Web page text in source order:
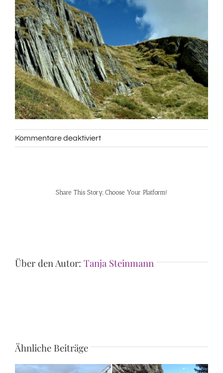
Kommentare deaktiviertfür
Wanderung
Share This Story, Choose Your Platform!
Über den Autor: Tanja Steinmann
Ähnliche Beiträge